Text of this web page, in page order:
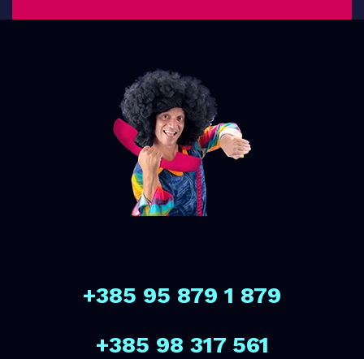
+385 95 879 1 879
+385 98 317 561